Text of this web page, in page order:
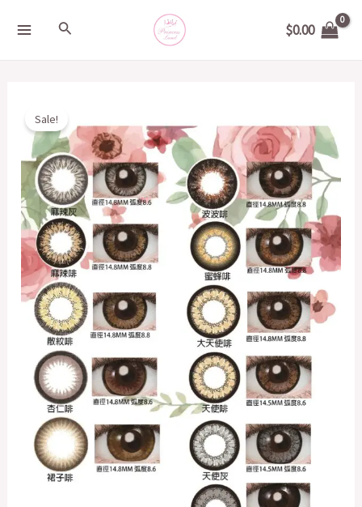
Search $0.00
Sale!
price
was:
$178.00.
price
is:
$168.00.
本
MIRAGE
MONTHLY
14.8mm
quantity